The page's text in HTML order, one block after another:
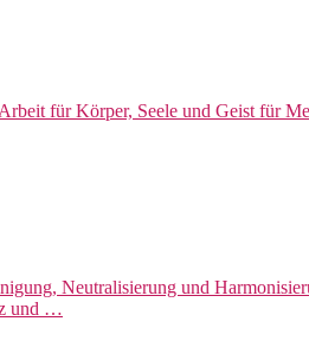
für Körper, Seele und Geist für
Neutralisierung und
und …